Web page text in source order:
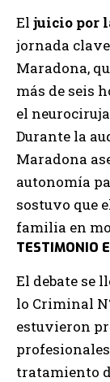
El juicio por
jornada
Maradona,
más de seis
el
Durante la
Maradona
autonomía
sostuvo que
familia en
TESTIMONIO
El debate se
lo Criminal
estuvieron
tratamiento